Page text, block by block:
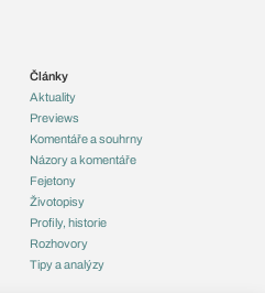
Články
Aktuality
Previews
Komentáře a souhrny
Názory a komentáře
Fejetony
Životopisy
Profily, historie
Rozhovory
Tipy a analýzy